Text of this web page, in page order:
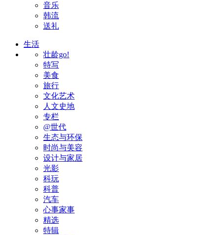
音乐
韩流
送礼
生活
壮龄go!
特写
美食
旅行
文化艺术
人文史地
专栏
@世代
生态与环保
时尚与美容
设计与家居
光影
科玩
科普
汽车
心事家事
精选
特辑